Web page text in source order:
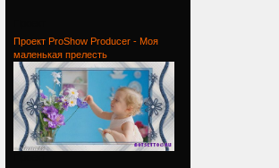
Проект ProShow Producer - Моя
маленькая прелесть